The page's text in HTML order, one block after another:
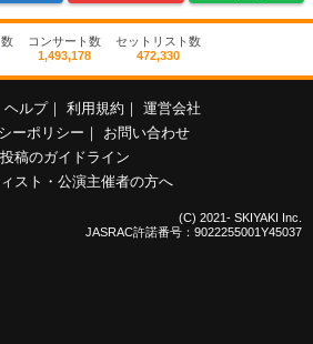
コンサート数
1,493,178
セットリスト数
472,330
ヘルプ 利用規約
運営会社
ーポリシー
お問い合わせ
投稿のガイドライン
スト・公演主催者の方へ
(C) 2021- SKIYAKI Inc.
JASRAC許諾番号：9022255001Y45037